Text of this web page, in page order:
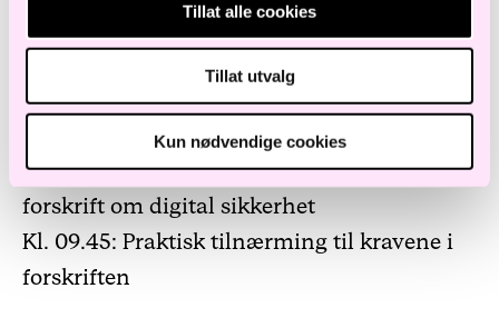
Tillat alle cookies
Tillat utvalg
Kun nødvendige cookies
Kl. 09.00: Velkommen
Kl. 09.05: Oversikt over kommende EU-
initiativer innen cybersikkerhet
Kl. 09.15: Gjennomgang av forslag til
forskrift om digital sikkerhet
Kl. 09.45: Praktisk tilnærming til kravene i
forskriften